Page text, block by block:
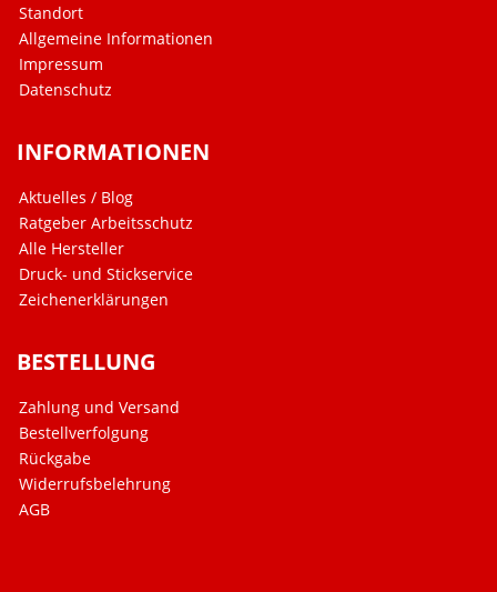
Standort
Allgemeine Informationen
Impressum
Datenschutz
INFORMATIONEN
Aktuelles / Blog
Ratgeber Arbeitsschutz
Alle Hersteller
Druck- und Stickservice
Zeichenerklärungen
BESTELLUNG
Zahlung und Versand
Bestellverfolgung
Rückgabe
Widerrufsbelehrung
AGB